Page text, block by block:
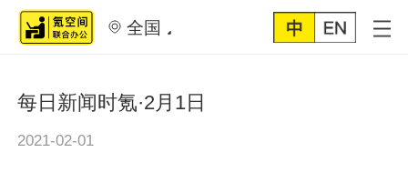
全国
每日新闻时氪·2月1日
2021-02-01